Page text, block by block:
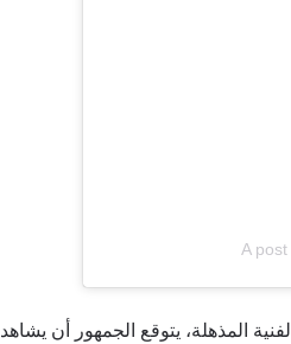
A
المذهلة، يتوقع الجمهور أن يشاهد